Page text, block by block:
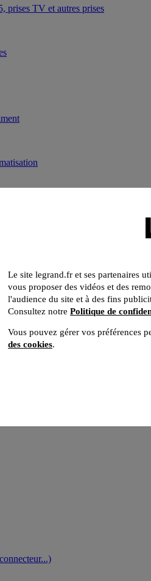
prises TV et autres prises
de sol
Le site legrand.fr et ses partenaires
vous proposer des vidéos et des
l'audience du site et à des fins
Consultez notre Politique de
Vous pouvez gérer vos préférences
des cookies.